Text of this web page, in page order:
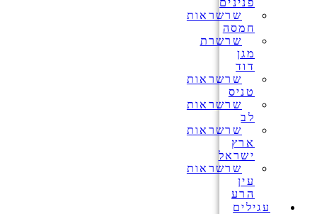
פנינים
שרשראות
חמסה
שרשרת
מגן
דוד
שרשראות
טניס
שרשראות
לב
שרשראות
ארץ
ישראל
שרשראות
עין
הרע
עגילים